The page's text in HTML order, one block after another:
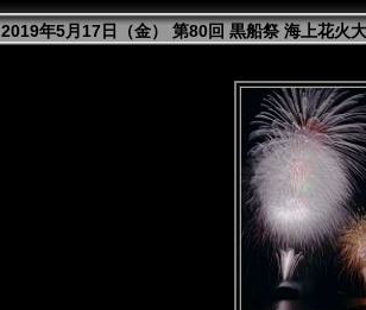
2019年5月17日（金） 第80回 黒船祭 海上花火